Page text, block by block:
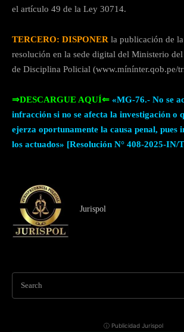
el artículo 49 de la Ley 30714.
TERCERO: DISPONER la publicación de la
resolución en la sede digital del Ministerio
de Disciplina Policial (www.mínínter.qob.pe/
⇒DESCARGUE AQUÍ⇐ «MG-76.- No se
infracción si no se afecta la investigación o
ejerza oportunamente la causa penal,
los actuados» [Resolución N° 408-2025-IN/
Jurispol
Search
ⓘ Publicidad Jurispol